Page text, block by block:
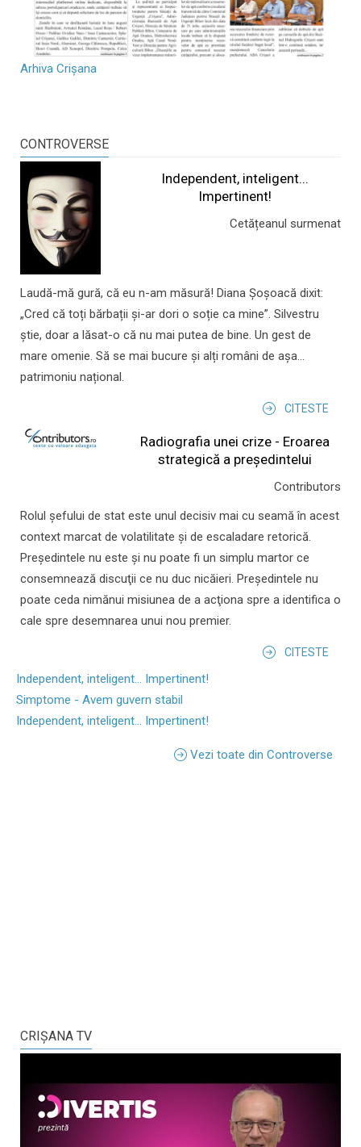
Arhiva Crișana
CONTROVERSE
Independent, inteligent...
Impertinent!
Cetățeanul surmenat
Laudă-mă gură, că eu n-am măsură! Diana Șoșoacă dixit:
„Cred că toți bărbații și-ar dori o soție ca mine”. Silvestru
știe, doar a lăsat-o că nu mai putea de bine. Un gest de
mare omenie. Să se mai bucure și alți români de așa...
patrimoniu național.
CITESTE
Radiografia unei crize - Eroarea
strategică a președintelui
Contributors
Rolul şefului de stat este unul decisiv mai cu seamă în acest
context marcat de volatilitate şi de escaladare retorică.
Preşedintele nu este şi nu poate fi un simplu martor ce
consemnează discuţii ce nu duc nicăieri. Preşedintele nu
poate ceda nimănui misiunea de a acţiona spre a identifica o
cale spre desemnarea unui nou premier.
CITESTE
Independent, inteligent... Impertinent!
Simptome - Avem guvern stabil
Independent, inteligent... Impertinent!
Vezi toate din Controverse
CRIŞANA TV